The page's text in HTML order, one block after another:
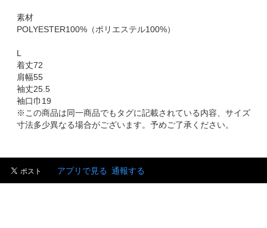
素材
POLYESTER100%（ポリエステル100%）
L
着丈72
肩幅55
袖丈25.5
袖口巾19
※この商品は同一商品でもタグに記載されている内容、サイズ
寸法多少異なる場合がございます。予めご了承ください。
アプリで見る 通報する